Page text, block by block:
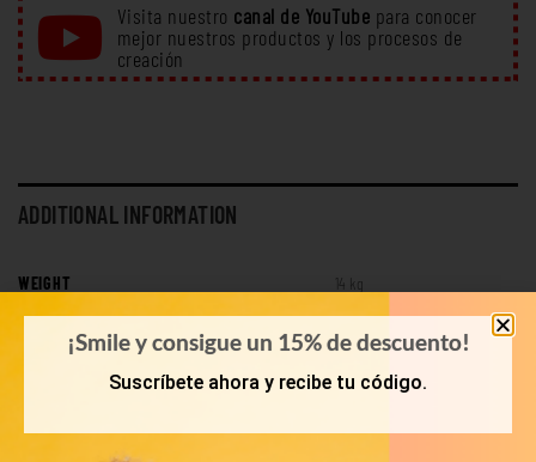
Visita nuestro canal de YouTube para conocer
mejor nuestros productos y los procesos de
creación
ADDITIONAL INFORMATION
WEIGHT 14 kg
Tops
¡Smile y consigue un 15% de descuento!
Suscríbete ahora y recibe tu código.